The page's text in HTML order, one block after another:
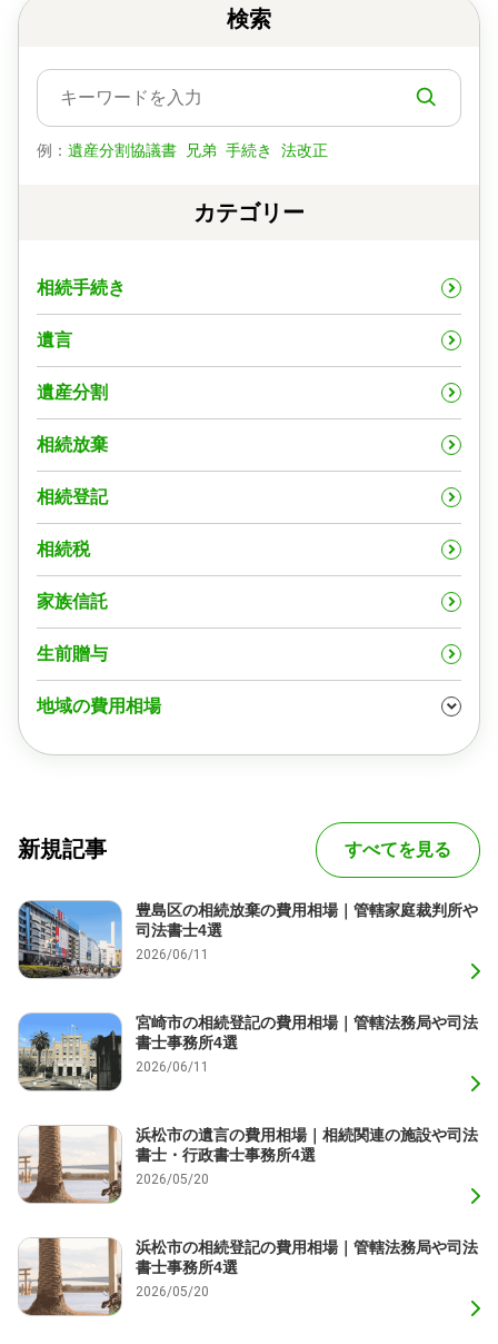
検索
例： 遺産分割協議書 兄弟 手続き 法改正
カテゴリー
相続手続き
遺言
遺産分割
相続放棄
相続登記
相続税
家族信託
生前贈与
地域の費用相場
新規記事 すべてを見る
豊島区の相続放棄の費用相場｜管轄家庭裁判所や
司法書士4選
2026/06/11
宮崎市の相続登記の費用相場｜管轄法務局や司法
書士事務所4選
2026/06/11
浜松市の遺言の費用相場｜相続関連の施設や司法
書士・行政書士事務所4選
2026/05/20
浜松市の相続登記の費用相場｜管轄法務局や司法
書士事務所4選
2026/05/20